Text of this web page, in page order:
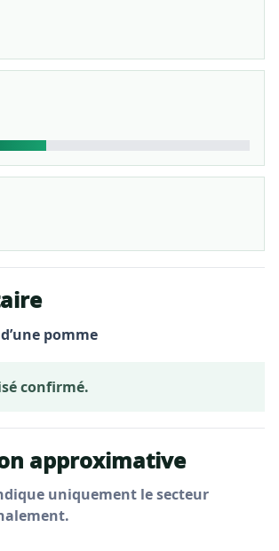
pomme
confirmé.
approximative
uniquement le secteur